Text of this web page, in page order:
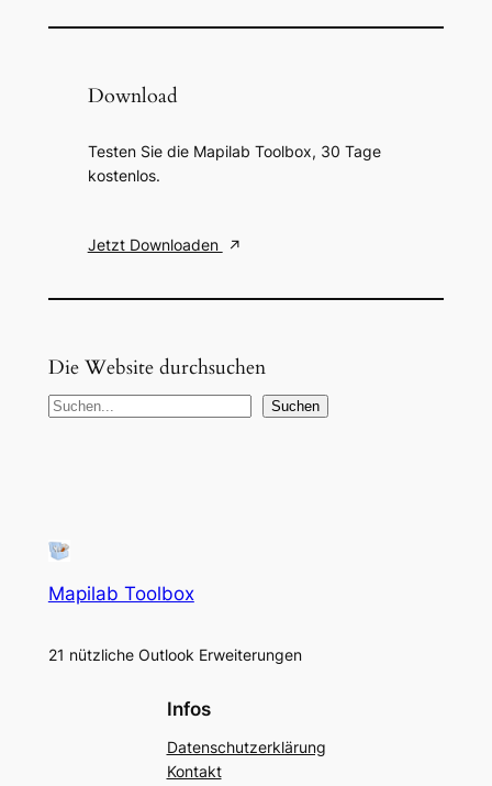
Download
Testen Sie die Mapilab Toolbox, 30 Tage
kostenlos.
Jetzt Downloaden
Die Website durchsuchen
S
n
Suchen
Mapilab Toolbox
21 nützliche Outlook Erweiterungen
Infos
Datenschutzerklärung
Kontakt